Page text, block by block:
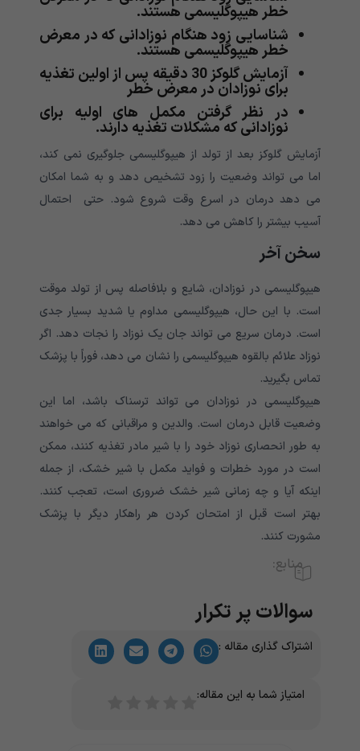
خطر هیپوگلیسمی هستند.
شناسایی زود هنگام نوزادانی که در معرض
خطر هیپوگلیسمی هستند.
آزمایش گلوکز 30 دقیقه پس از اولین تغذیه
برای نوزادان در معرض خطر
در نظر گرفتن مکمل های اولیه برای
نوزادانی که مشکلات تغذیه دارند.
آزمایش گلوکز بعد از تولد از هیپوگلیسمی جلوگیری نمی کند،
اما می تواند وضعیت را زود تشخیص دهد و به شما امکان
می دهد درمان در اسرع وقت شروع شود. حتی احتمال
آسیب بیشتر را کاهش می دهد.
سخن آخر
هیپوگلیسمی در نوزادان، شایع و بلافاصله پس از تولد موقت
است. با این حال، هیپوگلیسمی مداوم یا شدید بسیار جدی
است. درمان سریع می تواند جان یک نوزاد را نجات دهد. اگر
نوزاد علائم بالقوه هیپوگلیسمی را نشان می دهد، فوراً با پزشک
تماس بگیرید.
هیپوگلیسمی در نوزادان می تواند ترسناک باشد، اما این
وضعیت قابل درمان است. والدین و مراقبانی که می خواهند
به طور انحصاری نوزاد خود را با شیر مادر تغذیه کنند، ممکن
است در مورد خطرات و فواید مکمل با شیر خشک، از جمله
اینکه آیا و چه زمانی شیر خشک ضروری است، تعجب کنند.
بهتر است قبل از امتحان کردن هر راهکار دیگر با پزشک
مشورت کنند.
منابع:
سوالات پر تکرار
اشتراک گذاری مقاله :
امتیاز شما به این مقاله: